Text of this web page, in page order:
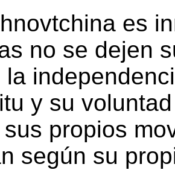
es
no se dejen
la
y su
propios
según su